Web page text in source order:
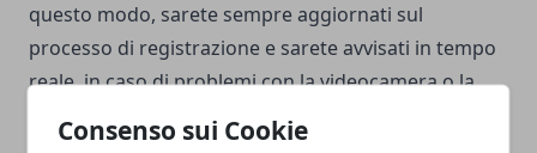
Consenso sui Cookie
questo modo, sarete sempre aggiornati sul
processo di registrazione e sarete avvisati in tempo
reale, in caso di problemi con la videocamera o la
scheda di memoria. Come già accennato, la maggior